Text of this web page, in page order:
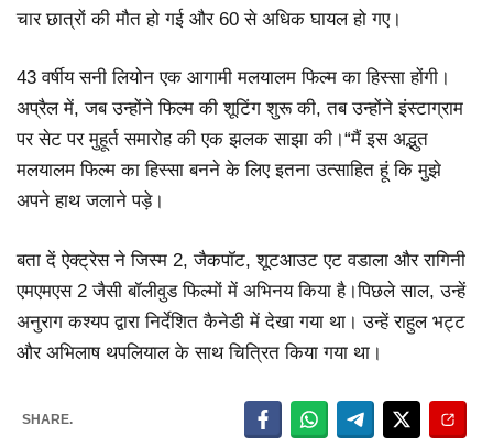
चार छात्रों की मौत हो गई और 60 से अधिक घायल हो गए।
43 वर्षीय सनी लियोन एक आगामी मलयालम फिल्म का हिस्सा होंगी।
अप्रैल में, जब उन्होंने फिल्म की शूटिंग शुरू की, तब उन्होंने इंस्टाग्राम
पर सेट पर मुहूर्त समारोह की एक झलक साझा की।“मैं इस अद्भुत
मलयालम फिल्म का हिस्सा बनने के लिए इतना उत्साहित हूं कि मुझे
अपने हाथ जलाने पड़े।
बता दें ऐक्ट्रेस ने जिस्म 2, जैकपॉट, शूटआउट एट वडाला और रागिनी
एमएमएस 2 जैसी बॉलीवुड फिल्मों में अभिनय किया है।पिछले साल, उन्हें
अनुराग कश्यप द्वारा निर्देशित कैनेडी में देखा गया था। उन्हें राहुल भट्ट
और अभिलाष थपलियाल के साथ चित्रित किया गया था।
SHARE.